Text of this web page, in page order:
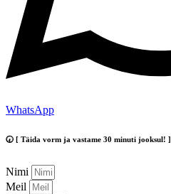
WhatsApp
🕢 [ Täida vorm ja vastame 30 minuti jooksul! ]
Nimi
Meil